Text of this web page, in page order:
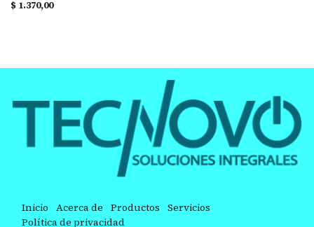
$ 1.370,00
Inicio Acerca de Productos Servicios
Política de privacidad